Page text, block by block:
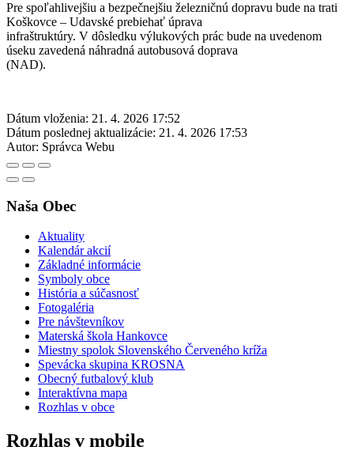
Pre spoľahlivejšiu a bezpečnejšiu železničnú dopravu bude na trati
Koškovce – Udavské prebiehať úprava
infraštruktúry. V dôsledku výlukových prác bude na uvedenom
úseku zavedená náhradná autobusová doprava
(NAD).
Dátum vloženia: 21. 4. 2026 17:52
Dátum poslednej aktualizácie: 21. 4. 2026 17:53
Autor: Správca Webu
Naša Obec
Aktuality
Kalendár akcií
Základné informácie
Symboly obce
História a súčasnosť
Fotogaléria
Pre návštevníkov
Materská škola Hankovce
Miestny spolok Slovenského Červeného kríža
Spevácka skupina KROSNA
Obecný futbalový klub
Interaktívna mapa
Rozhlas v obce
Rozhlas v mobile